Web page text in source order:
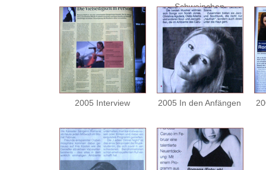
Schweinchen
2005 Interview 2005 In den Anfängen